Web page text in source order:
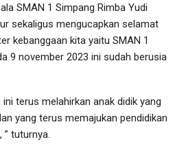
SMAN 1 Simpang Rimba Yudi
sekaligus mengucapkan selamat
kebanggaan kita yaitu SMAN 1
9 november 2023 ini sudah berusia
terus melahirkan anak didik yang
yang terus memajukan pendidikan
tuturnya.